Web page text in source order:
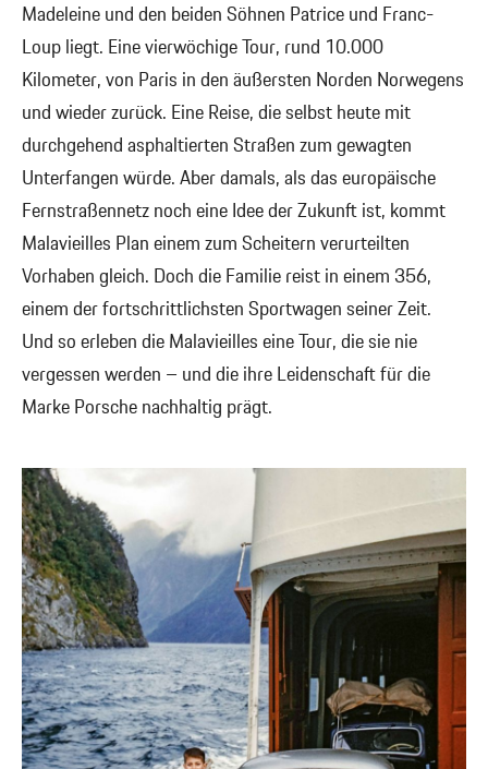
Madeleine und den beiden Söhnen Patrice und Franc-
Loup liegt. Eine vierwöchige Tour, rund 10.000
Kilometer, von Paris in den äußersten Norden Norwegens
und wieder zurück. Eine Reise, die selbst heute mit
durchgehend asphaltierten Straßen zum gewagten
Unterfangen würde. Aber damals, als das europäische
Fernstraßennetz noch eine Idee der Zukunft ist, kommt
Malavieilles Plan einem zum Scheitern verurteilten
Vorhaben gleich. Doch die Familie reist in einem 356,
einem der fortschrittlichsten Sportwagen seiner Zeit.
Und so erleben die Malavieilles eine Tour, die sie nie
vergessen werden – und die ihre Leidenschaft für die
Marke Porsche nachhaltig prägt.